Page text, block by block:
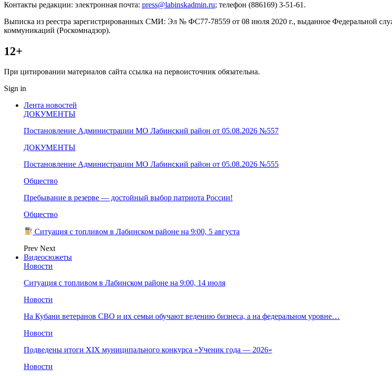
Контакты редакции: электронная почта: press@labinskadmin.ru; телефон (886169) 3-51-61.
Выписка из реестра зарегистрированных СМИ: Эл № ФС77-78559 от 08 июля 2020 г., выданное Федеральной
коммуникаций (Роскомнадзор).
12+
При цитировании материалов сайта ссылка на первоисточник обязательна.
Sign in
Лента новостей
ДОКУМЕНТЫ
Постановление Администрации МО Лабинский район от 05.08.2026 №557
ДОКУМЕНТЫ
Постановление Администрации МО Лабинский район от 05.08.2026 №555
Общество
Пребывание в резерве — достойный выбор патриота России!
Общество
Ситуация с топливом в Лабинском районе на 9:00, 5 августа
Prev Next
Видеосюжеты
Новости
Ситуация с топливом в Лабинском районе на 9:00, 14 июля
Новости
На Кубани ветеранов СВО и их семьи обучают ведению бизнеса, а на федеральном уровне…
Новости
Подведены итоги XIX муниципального конкурса «Ученик года — 2026»
Новости